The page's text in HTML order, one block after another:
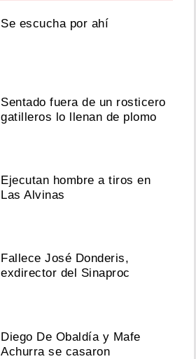
Se escucha por ahí
Sentado fuera de un rosticero
gatilleros lo llenan de plomo
Ejecutan hombre a tiros en
Las Alvinas
Fallece José Donderis,
exdirector del Sinaproc
Diego De Obaldía y Mafe
Achurra se casaron